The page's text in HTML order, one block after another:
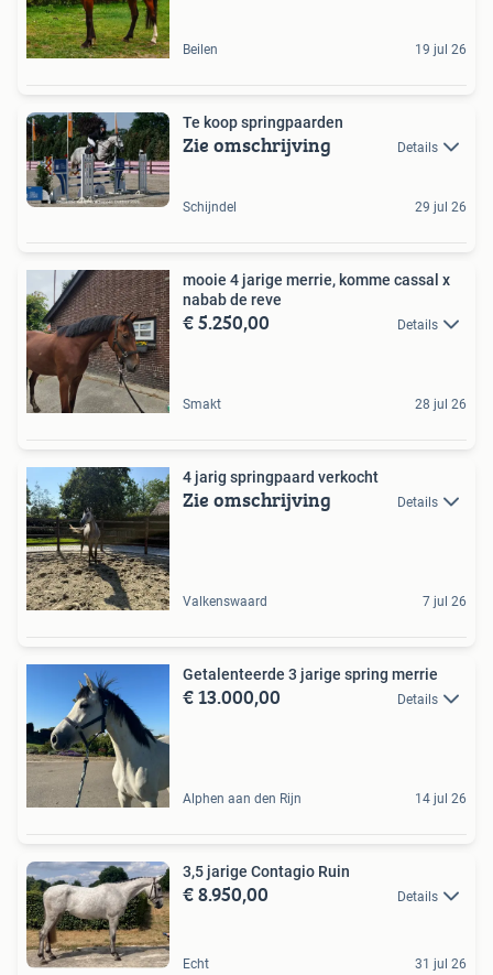
Beilen 19 jul 26
Te koop springpaarden
Zie omschrijving Details
Schijndel 29 jul 26
mooie 4 jarige merrie, komme cassal x
nabab de reve
€ 5.250,00 Details
Smakt 28 jul 26
4 jarig springpaard verkocht
Zie omschrijving Details
Valkenswaard 7 jul 26
Getalenteerde 3 jarige spring merrie
€ 13.000,00 Details
Alphen aan den Rijn 14 jul 26
3,5 jarige Contagio Ruin
€ 8.950,00 Details
Echt 31 jul 26